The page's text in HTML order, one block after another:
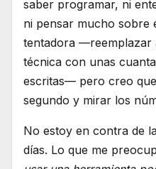
saber programar, ni
ni pensar mucho sobre
tentadora —reemplazar
técnica con unas
escritas— pero creo
segundo y mirar los
No estoy en contra de
días. Lo que me